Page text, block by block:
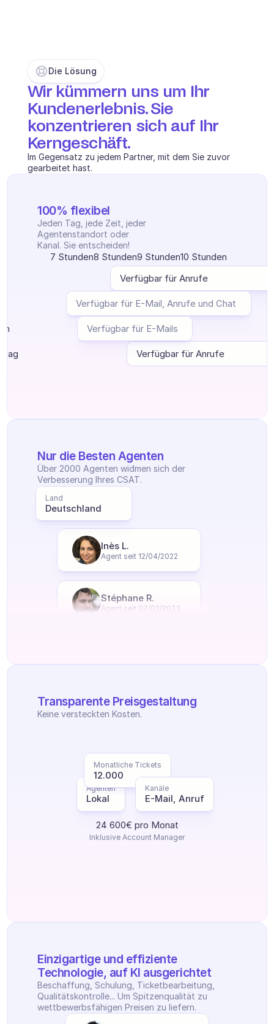
Mobilität
Telekommunikation
Reisen
Dienstprogramme
MERKMALE
Agenten Onboarding
Agenten Training
KI
Terminplanung
Qualitätsprüfung
Integrationen
Kommunikation
Die Lösung
Wir kümmern uns um Ihr
Kundenerlebnis. Sie
konzentrieren sich auf Ihr
Kerngeschäft.
Im Gegensatz zu jedem Partner, mit dem Sie zuvor
gearbeitet hast.
100% flexibel
Jeden Tag, jede Zeit, jeder
Agentenstandort oder
Kanal. Sie entscheiden!
7 Stunden8 Stunden9 Stunden10 Stunden
Verfügbar für Anrufe
Verfügbar für E-Mail, Anrufe und Chat
Verfügbar für E-Mails
Verfügbar für Anrufe
Nur die Besten Agenten
Über 2000 Agenten widmen sich der
Verbesserung Ihres CSAT.
Inès L.
Agent seit 12/04/2022
Stéphane R.
Agent seit 07/02/2023
Land
Deutschland
Transparente Preisgestaltung
Keine versteckten Kosten.
Agenten
Lokal
Monatliche Tickets
12.000
Kanäle
E-Mail, Anruf
24 600€ pro Monat
Inklusive Account Manager
Einzigartige und effiziente
Technologie, auf KI ausgerichtet
Beschaffung, Schulung, Ticketbearbeitung,
Qualitätskontrolle... Um Spitzenqualität zu
wettbewerbsfähigen Preisen zu liefern.